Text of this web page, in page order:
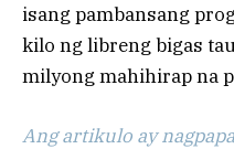
isang pambansang
kilo ng libreng bigas
milyong mahihirap na
Ang artikulo ay